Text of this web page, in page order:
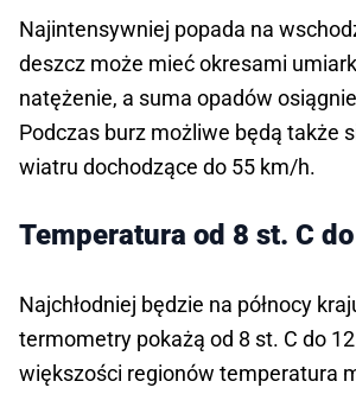
Najintensywniej popada na
deszcz może mieć okresami
natężenie, a suma opadów
Podczas burz możliwe będą także
wiatru dochodzące do 55 km/h.
Temperatura od 8 st. C
Najchłodniej będzie na północy
termometry pokażą od 8 st. C do
większości regionów temperatura